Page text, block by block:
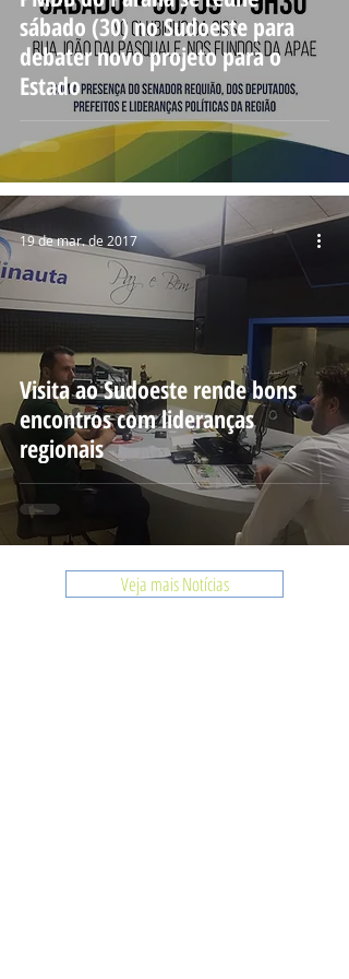
sábado (30) no Sudoeste para
debater novo projeto para o
Estado
Visita ao Sudoeste rende bons
encontros com lideranças
regionais
19 de mar. de 2017
Veja mais Notícias